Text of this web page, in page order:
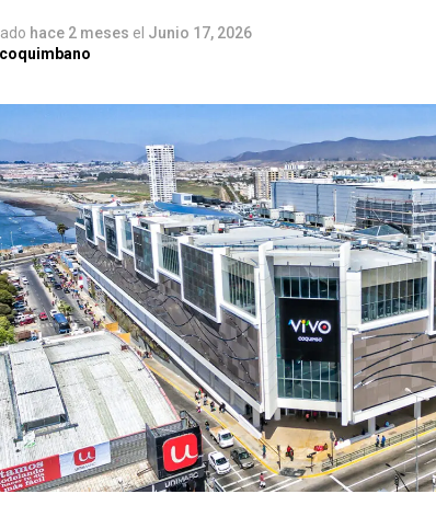
hace 2 meses el Junio 17, 2026